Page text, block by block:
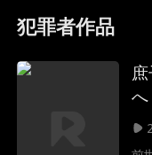
犯罪者作品
へ